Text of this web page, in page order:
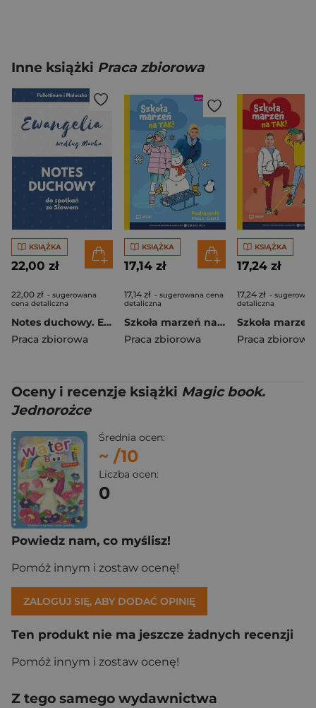
Inne książki Praca zbiorowa
KSIĄŻKA
22,00 zł
22,00 zł - sugerowana
cena detaliczna
Notes duchowy. Ewangelia wg. Marka
Praca zbiorowa
KSIĄŻKA
17,14 zł
17,14 zł - sugerowana cena
detaliczna
Szkoła marzeń na TAK SP 1 podr. cz.2
Praca zbiorowa
KSIĄŻKA
17,24 zł
17,24 zł -
detaliczna
Praca zbiorowa
Oceny i recenzje książki Magic book.
Jednorożce
Średnia ocen:
~ /10
Liczba ocen:
0
Powiedz nam, co myślisz!
Pomóż innym i zostaw ocenę!
ZALOGUJ SIĘ, ABY DODAĆ OPINIĘ
Ten produkt nie ma jeszcze żadnych recenzji
Pomóż innym i zostaw ocenę!
Z tego samego wydawnictwa